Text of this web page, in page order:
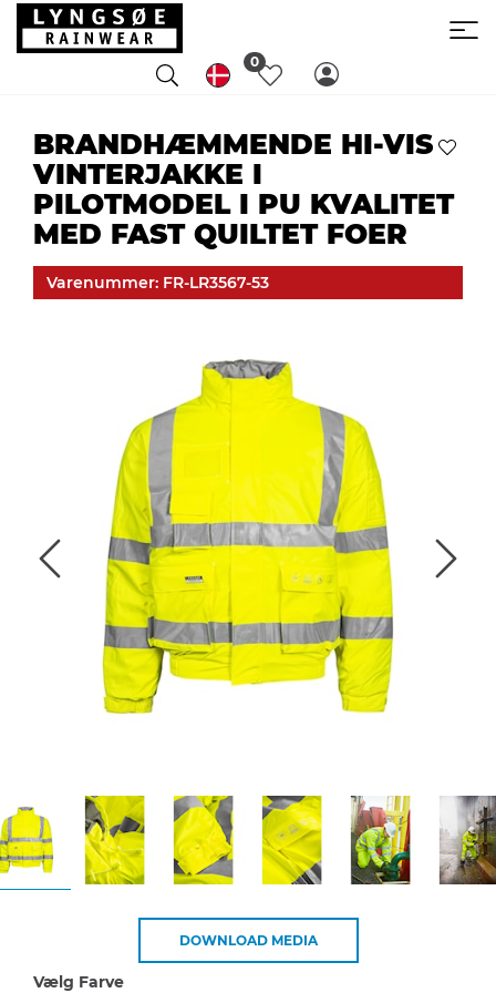
0
BRANDHÆMMENDE HI-VIS
VINTERJAKKE I
PILOTMODEL I PU KVALITET
MED FAST QUILTET FOER
Varenummer: FR-LR3567-53
DOWNLOAD MEDIA
Vælg Farve